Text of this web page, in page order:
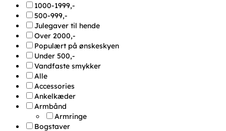
1000-1999,-
500-999,-
Julegaver til hende
Over 2000,-
Populært på ønskeskyen
Under 500,-
Vandfaste smykker
Alle
Accessories
Ankelkæder
Armbånd
Armringe
Bogstaver